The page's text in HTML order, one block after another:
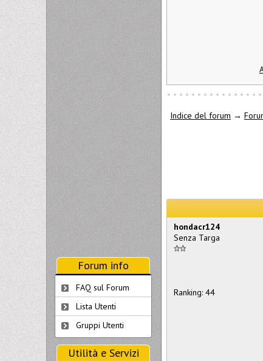
Indice del forum →
hondacr124
Senza Targa
Ranking: 44
Forum info
FAQ sul Forum
Lista Utenti
Gruppi Utenti
Utilità e Servizi